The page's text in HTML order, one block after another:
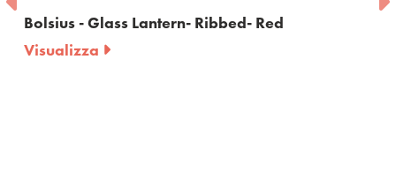
Ribbed- Red